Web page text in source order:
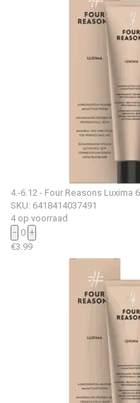
4.-6.12 - Four Reasons Luxima
SKU: 6418414037491
4 op voorraad
− 0 +
€3.99